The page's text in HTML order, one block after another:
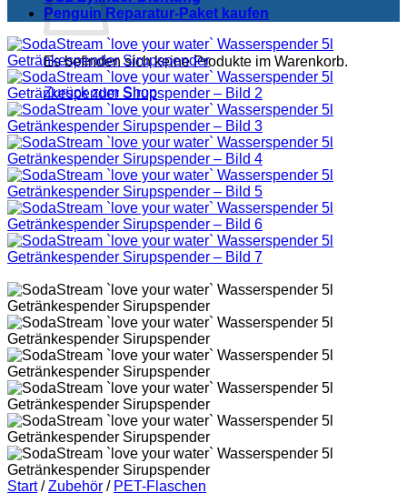
Es befinden sich keine Produkte im Warenkorb.
Zurück zum Shop
Penguin Reparatur-Paket kaufen
Start / Zubehör / PET-Flaschen